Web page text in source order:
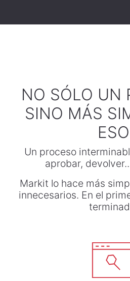
NO SÓLO UN
SINO MÁS
ESO
Un proceso
aprobar,
Markit lo hace más
innecesarios. En el